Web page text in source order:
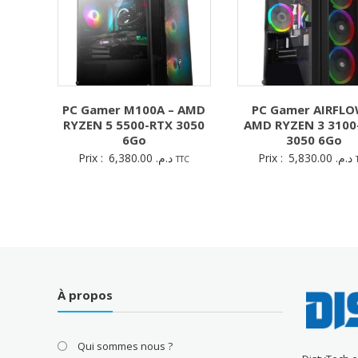
PC Gamer M100A – AMD
RYZEN 5 5500-RTX 3050
6Go
Prix : د.م. TTC
PC Gamer
AMD RYZEN 3
3050 6Go
Prix : د.م.
À propos
Qui sommes nous ?